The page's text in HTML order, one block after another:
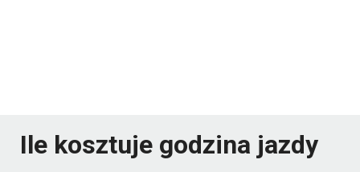
Ile kosztuje godzina jazdy